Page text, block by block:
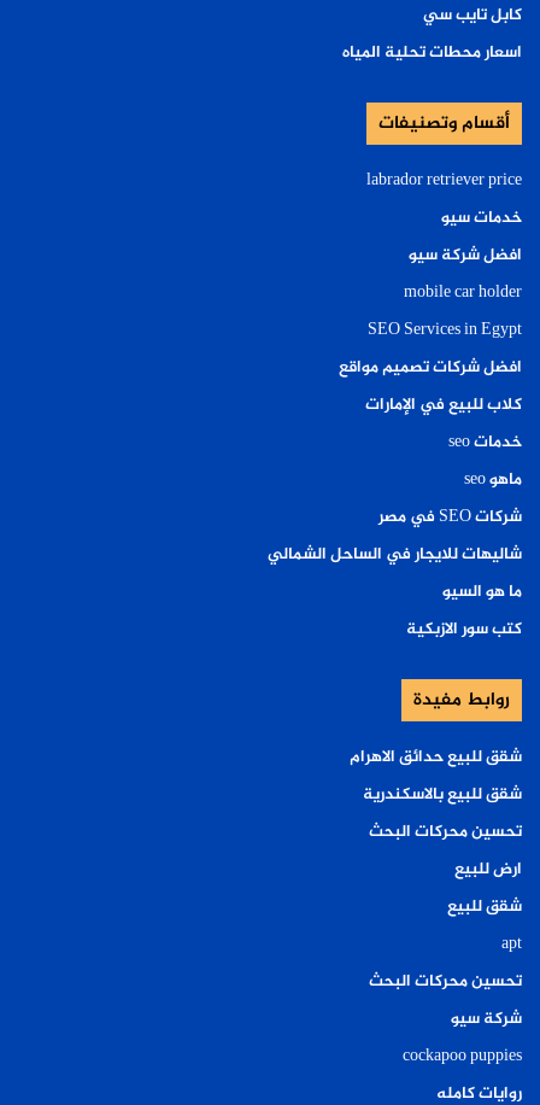
كابل تايب سي
اسعار محطات تحلية المياه
أقسام وتصنيفات
labrador retriever price
خدمات سيو
افضل شركة سيو
mobile car holder
SEO Services in Egypt
افضل شركات تصميم مواقع
كلاب للبيع في الإمارات
خدمات seo
ماهو seo
شركات SEO في مصر
شاليهات للايجار في الساحل الشمالي
ما هو السيو
كتب سور الازبكية
روابط مفيدة
شقق للبيع حدائق الاهرام
شقق للبيع بالاسكندرية
تحسين محركات البحث
ارض للبيع
شقق للبيع
apt
تحسين محركات البحث
شركة سيو
cockapoo puppies
روايات كامله